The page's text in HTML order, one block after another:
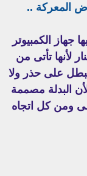
المعركة ..
الكمبيوتر
لأنها تأتى من
على حذر ولا
البدلة مصممة
ومن كل اتجاه